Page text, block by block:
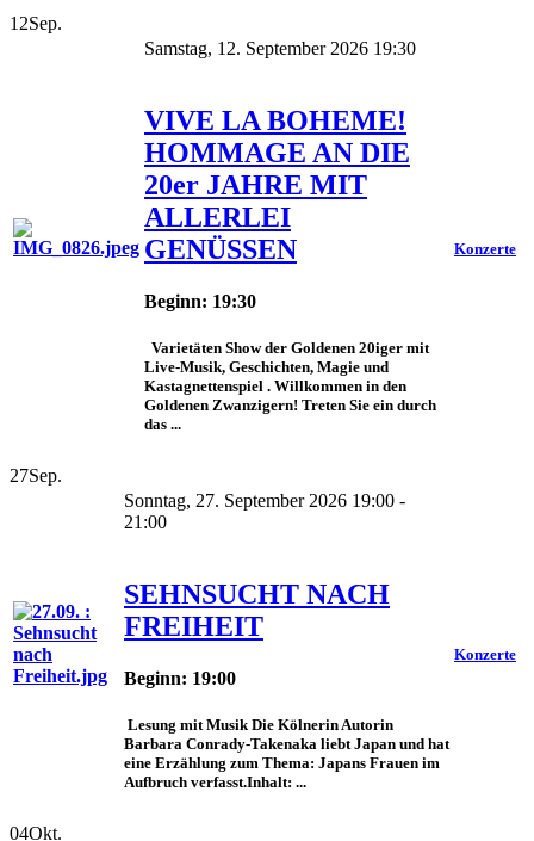
12Sep.
Samstag, 12. September 2026 19:30
VIVE LA BOHEME!
HOMMAGE AN DIE
20er JAHRE MIT
ALLERLEI
GENÜSSEN
Beginn: 19:30
Varietäten Show der Goldenen 20iger mit
Live-Musik, Geschichten, Magie und
Kastagnettenspiel . Willkommen in den
Goldenen Zwanzigern! Treten Sie ein durch
das ...
Konzerte
27Sep.
Sonntag, 27. September 2026 19:00 -
21:00
SEHNSUCHT NACH
FREIHEIT
Beginn: 19:00
Lesung mit Musik Die Kölnerin Autorin
Barbara Conrady-Takenaka liebt Japan und hat
eine Erzählung zum Thema: Japans Frauen im
Aufbruch verfasst.Inhalt: ...
Konzerte
04Okt.